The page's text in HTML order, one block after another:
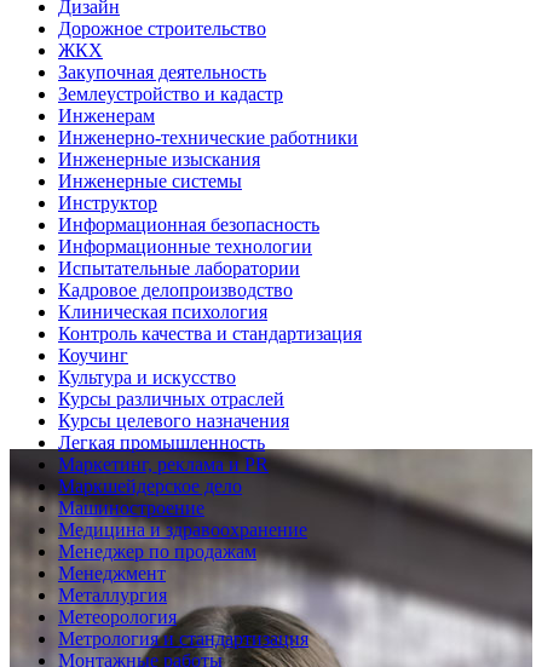
Дизайн
Дорожное строительство
ЖКХ
Закупочная деятельность
Землеустройство и кадастр
Инженерам
Инженерно-технические работники
Инженерные изыскания
Инженерные системы
Инструктор
Информационная безопасность
Информационные технологии
Испытательные лаборатории
Кадровое делопроизводство
Клиническая психология
Контроль качества и стандартизация
Коучинг
Культура и искусство
Курсы различных отраслей
Курсы целевого назначения
Легкая промышленность
Маркетинг, реклама и PR
Маркшейдерское дело
Машиностроение
Медицина и здравоохранение
Менеджер по продажам
Менеджмент
Металлургия
Метеорология
Метрология и стандартизация
Монтажные работы